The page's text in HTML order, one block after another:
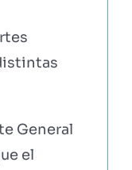
General
el